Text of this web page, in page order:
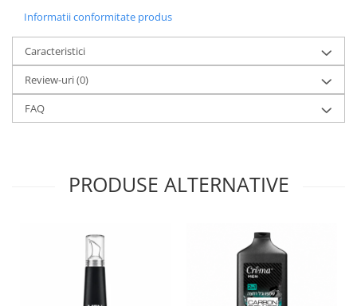
Informatii conformitate produs
Caracteristici
Review-uri(0)
FAQ
PRODUSE ALTERNATIVE